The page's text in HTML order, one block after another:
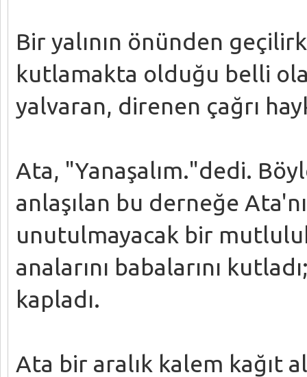
Bir yalının önünden
kutlamakta olduğu belli
yalvaran, direnen çağrı
Ata, "Yanaşalım."dedi.
anlaşılan bu derneğe
unutulmayacak bir
analarını babalarını
kapladı.
Ata bir aralık kalem kağıt